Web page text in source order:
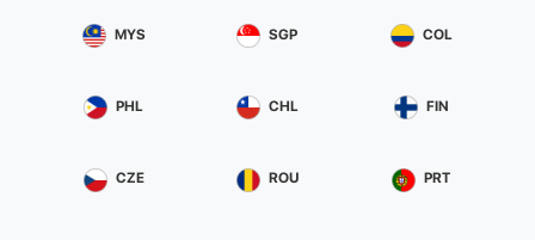
MYS SGP COL
PHL CHL FIN
CZE ROU PRT